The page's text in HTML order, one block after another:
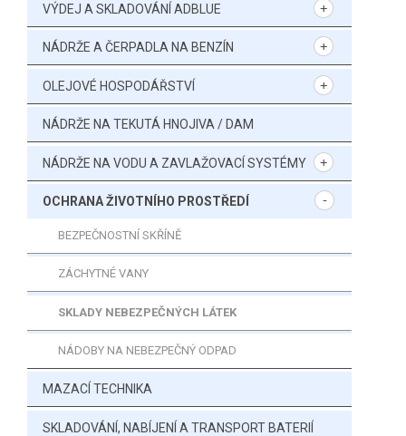
VÝDEJ A SKLADOVÁNÍ ADBLUE
NÁDRŽE A ČERPADLA NA BENZÍN
OLEJOVÉ HOSPODÁŘSTVÍ
NÁDRŽE NA TEKUTÁ HNOJIVA / DAM
NÁDRŽE NA VODU A ZAVLAŽOVACÍ SYSTÉMY
OCHRANA ŽIVOTNÍHO PROSTŘEDÍ
BEZPEČNOSTNÍ SKŘÍNĚ
ZÁCHYTNÉ VANY
SKLADY NEBEZPEČNÝCH LÁTEK
NÁDOBY NA NEBEZPEČNÝ ODPAD
MAZACÍ TECHNIKA
SKLADOVÁNÍ, NABÍJENÍ A TRANSPORT BATERIÍ